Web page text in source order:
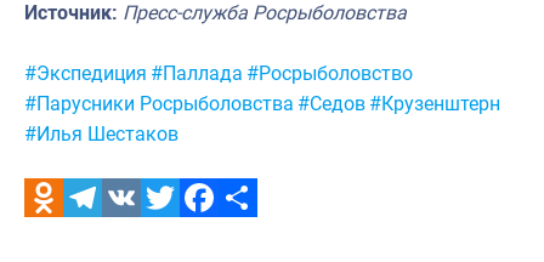
Источник: Пресс-служба Росрыболовства
Метки:
#Экспедиция #Паллада #Росрыболовство
#Парусники Росрыболовства #Седов #Крузенштерн
#Илья Шестаков